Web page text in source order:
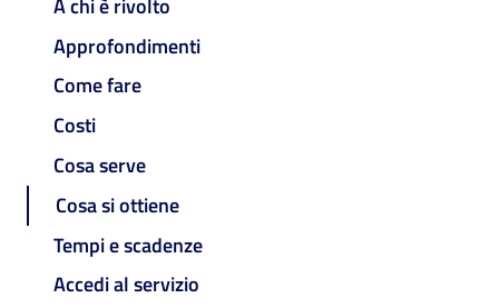
Approfondimenti
Come fare
Costi
Cosa serve
Cosa si ottiene
Tempi e scadenze
Accedi al servizio